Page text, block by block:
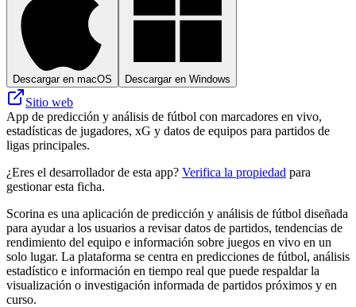
Descargar en macOS Descargar en Windows
Sitio web
App de predicción y análisis de fútbol con marcadores en vivo,
estadísticas de jugadores, xG y datos de equipos para partidos de
ligas principales.
¿Eres el desarrollador de esta app? Verifica la propiedad para
gestionar esta ficha.
Scorina es una aplicación de predicción y análisis de fútbol diseñada
para ayudar a los usuarios a revisar datos de partidos, tendencias de
rendimiento del equipo e información sobre juegos en vivo en un
solo lugar. La plataforma se centra en predicciones de fútbol, ​​análisis
estadístico e información en tiempo real que puede respaldar la
visualización o investigación informada de partidos próximos y en
curso.